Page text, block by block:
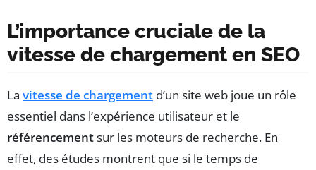
L’importance cruciale de la
vitesse de chargement en SEO
La vitesse de chargement d’un site web joue un rôle
essentiel dans l’expérience utilisateur et le
référencementsur les moteurs de recherche. En
effet, des études montrent que si le temps de